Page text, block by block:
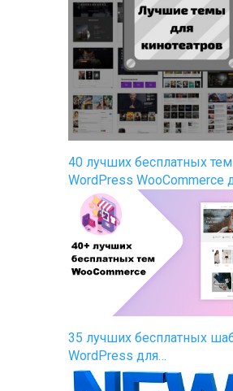
40 лучших бесплатных тем
WordPress WooCommerce
35 лучших бесплатных
WordPress для…